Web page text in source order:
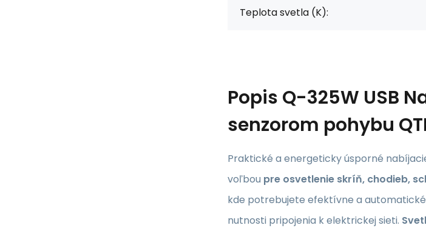
Teplota svetla (K):
Popis Q-325W USB
senzorom pohybu
Praktické a energeticky úsporné
voľbou pre osvetlenie skríň, chodieb,
kde potrebujete efektívne a
nutnosti pripojenia k elektrickej sieti.